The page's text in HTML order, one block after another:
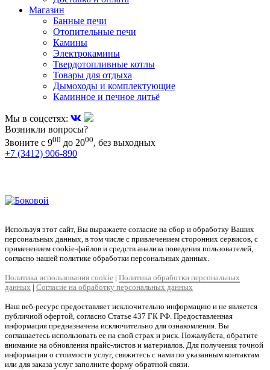
Магазин
Банные печи
Отопительные печи
Камины
Электрокамины
Твердотопливные котлы
Товары для отдыха
Дымоходы и комплектующие
Каминное и печное литьё
Мы в соцсетях:
Возникли вопросы?
Звоните с 900 до 2000, без выходных
+7 (3412) 906-890
Используя этот сайт, Вы выражаете согласие на сбор и обработку Ваших
персональных данных, в том числе с привлечением сторонних сервисов, с
применением cookie-файлов и средств анализа поведения пользователей,
согласно нашей политике обработки персональных данных.
Политика использования cookie | Политика обработки персональных
данных | Согласие на обработку персональных данных
Наш веб-ресурс предоставляет исключительно информацию и не является
публичной офертой, согласно Статье 437 ГК РФ. Предоставленная
информация предназначена исключительно для ознакомления. Вы
соглашаетесь использовать ее на свой страх и риск. Пожалуйста, обратите
внимание на обновления прайс-листов и материалов. Для получения точной
информации о стоимости услуг, свяжитесь с нами по указанным контактам
или для заказа услуг заполните форму обратной связи.